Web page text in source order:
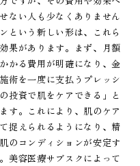
ない人も少なくありません
という新しい形は、これら
果があります。まず、月額
かる費用が明確になり、金
術を一度に支払うプレッシ
投資で肌をケアできる」と
す。これにより、肌のケア
捉えられるようになり、精
のコンディションが安定す
美容医療サブスクによって